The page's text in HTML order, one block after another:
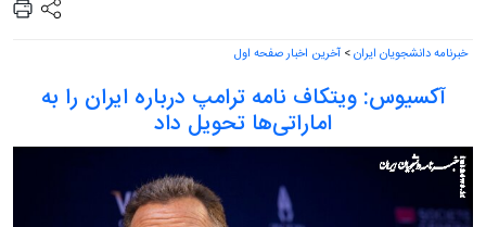
خبرنامه دانشجویان ایران> آخرین اخبار صفحه اول
آکسیوس: ویتکاف نامه ترامپ درباره ایران را به
اماراتی‌ها تحویل داد